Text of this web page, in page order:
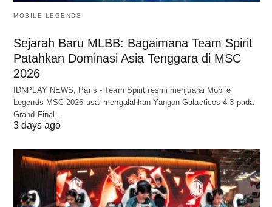
MOBILE LEGENDS
Sejarah Baru MLBB: Bagaimana Team Spirit
Patahkan Dominasi Asia Tenggara di MSC
2026
IDNPLAY NEWS, Paris - Team Spirit resmi menjuarai Mobile
Legends MSC 2026 usai mengalahkan Yangon Galacticos 4-3 pada
Grand Final…
3 days ago